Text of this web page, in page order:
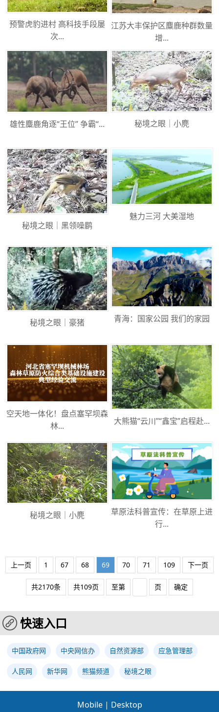
预警虎豹进村 高科技手段屡
次...
江苏大丰保护区麋鹿种群数量
增...
雄性麋鹿角逐“王位” 争霸“... 秘境之眼｜小麂
秘境之眼｜黑领噪鹛
魅力三河 大美湿地
秘境之眼｜豪猪 青海：国家公园 我们的家园
空天地一体化！盘点塞罕坝森
林...
大熊猫“云川”“鑫宝”启程赴...
秘境之眼｜小麂
草原法科普宣传：在草原上进
行...
上一页 1 67 68 69 70 71 109 下一页
共2170条 共109页 至第 页 确定
快速入口
中国政府网 中央网信办 自然资源部 应急管理部
人民网 新华网 熊猫频道 秘境之眼
Mobile | Desktop